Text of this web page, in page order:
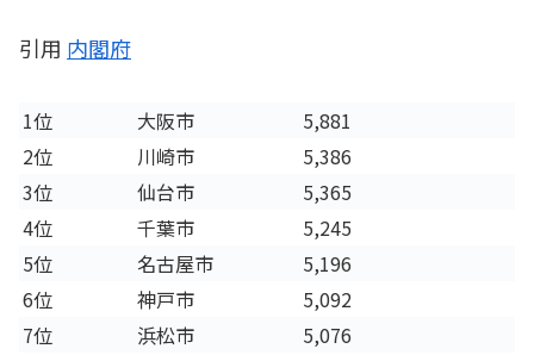
引用 内閣府
1位 大阪市
5,881
2位
川崎市
5,386
3位
仙台市
5,365
4位
千葉市
5,245
5位
名古屋市
5,196
6位
神戸市
5,092
7位
浜松市
5,076